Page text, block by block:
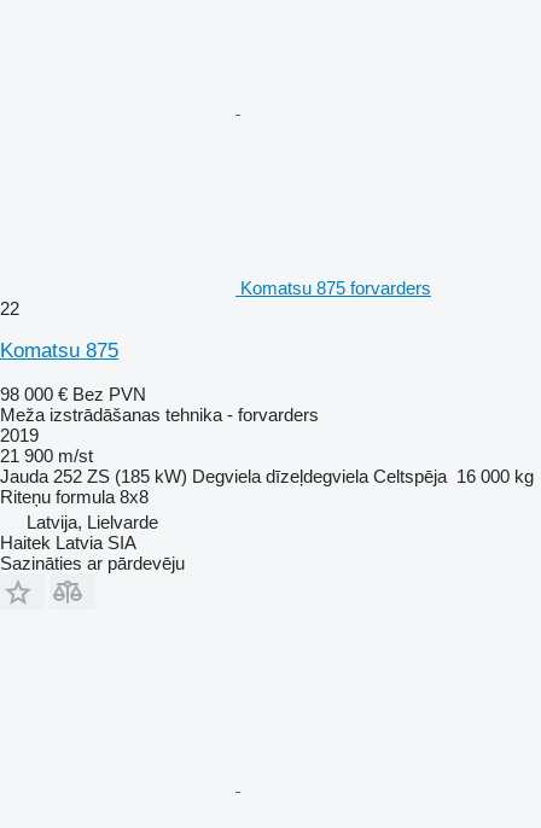
Komatsu 875 forvarders
22
Komatsu 875
98 000 € Bez PVN
Meža izstrādāšanas tehnika - forvarders
2019
21 900 m/st
Jauda 252 ZS (185 kW) Degviela dīzeļdegviela Celtspēja 16 000 kg
Riteņu formula 8x8
Latvija, Lielvarde
Haitek Latvia SIA
Sazināties ar pārdevēju